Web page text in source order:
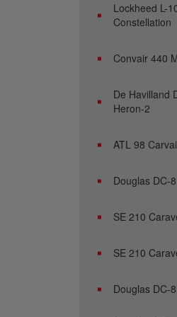
Lockheed L-
Constellation
Convair 440
De Havilland
Heron-2
ATL 98
Douglas DC-8
SE 210
SE 210
Douglas DC-